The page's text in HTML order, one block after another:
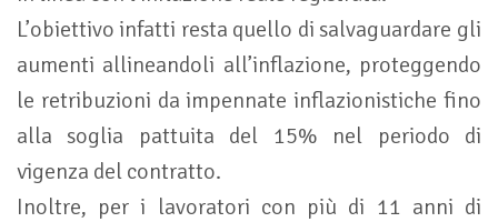
L’obiettivo infatti resta quello di salvaguardare gli
aumenti allineandoli all’inflazione, proteggendo
le retribuzioni da impennate inflazionistiche fino
alla soglia pattuita del 15% nel periodo di
vigenza del contratto.
Inoltre, per i lavoratori con più di 11 anni di